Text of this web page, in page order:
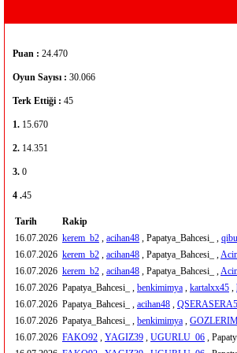
Puan : 24.470
Oyun Sayısı : 30.066
Terk Ettiği : 45
1. 15.670
2. 14.351
3. 0
4 .45
Tarih Rakip
16.07.2026 kerem_b2 , acihan48 , Papatya_Bahcesi_ ,
16.07.2026 kerem_b2 , acihan48 , Papatya_Bahcesi_ ,
16.07.2026 kerem_b2 , acihan48 , Papatya_Bahcesi_ ,
16.07.2026 Papatya_Bahcesi_ , benkimimya , kartalxx45 ,
16.07.2026 Papatya_Bahcesi_ , acihan48 ,
16.07.2026 Papatya_Bahcesi_ , benkimimya ,
16.07.2026 FAKO92 , YAGIZ39 , UGURLU_06 ,